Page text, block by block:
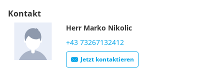
Kontakt
Herr Marko Nikolic
+43 73267132412
Jetzt kontaktieren